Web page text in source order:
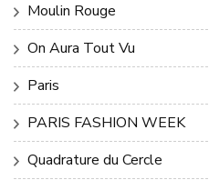
Moulin Rouge
On Aura Tout Vu
Paris
PARIS FASHION WEEK
Quadrature du Cercle